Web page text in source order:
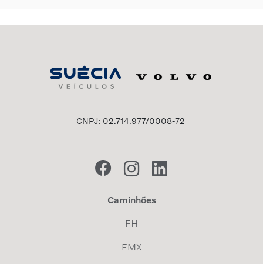
CNPJ: 02.714.977/0008-72
Caminhões
FH
FMX